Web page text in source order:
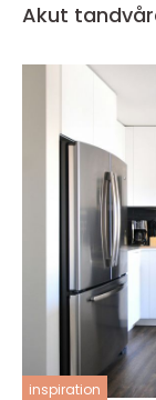
Akut
inspiration